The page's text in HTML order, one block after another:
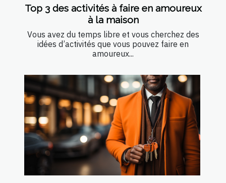
Top 3 des activités à faire en amoureux
à la maison
Vous avez du temps libre et vous cherchez des
idées d’activités que vous pouvez faire en
amoureux...